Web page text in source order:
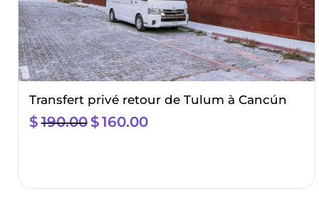
Transfert privé retour de Tulum à Cancún
$190.00 El
$190.00.
$160.00El
$160.00.